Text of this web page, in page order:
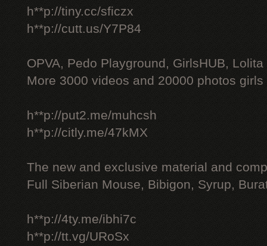
h**p://tiny.cc/sficzx
h**p://cutt.us/Y7P84
OPVA, Pedo Playground, GirlsHUB, Lolita
More 3000 videos and 20000 photos
h**p://put2.me/muhcsh
h**p://citly.me/47kMX
The new and exclusive material and
Full Siberian Mouse, Bibigon, Syrup,
h**p://4ty.me/ibhi7c
h**p://tt.vg/URoSx